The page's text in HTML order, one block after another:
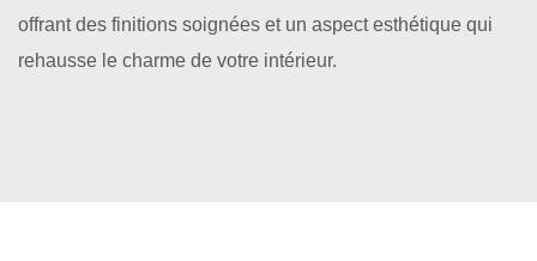
offrant des finitions soignées et un aspect esthétique qui
rehausse le charme de votre intérieur.